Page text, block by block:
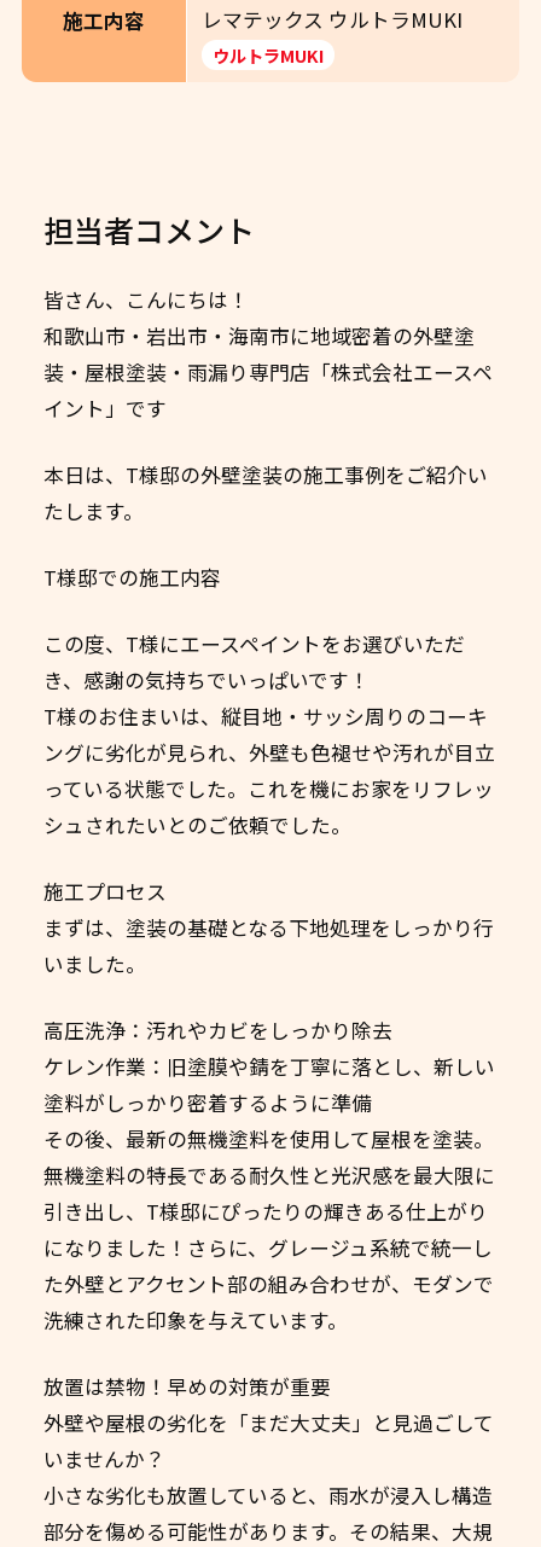
施工内容
レマテックス ウルトラMUKI
ウルトラMUKI
担当者コメント
皆さん、こんにちは！
和歌山市・岩出市・海南市に地域密着の外壁塗
装・屋根塗装・雨漏り専門店「株式会社エースペ
イント」です
本日は、T様邸の外壁塗装の施工事例をご紹介い
たします。
T様邸での施工内容
この度、T様にエースペイントをお選びいただ
き、感謝の気持ちでいっぱいです！
T様のお住まいは、縦目地・サッシ周りのコーキ
ングに劣化が見られ、外壁も色褪せや汚れが目立
っている状態でした。これを機にお家をリフレッ
シュされたいとのご依頼でした。
施工プロセス
まずは、塗装の基礎となる下地処理をしっかり行
いました。
高圧洗浄：汚れやカビをしっかり除去
ケレン作業：旧塗膜や錆を丁寧に落とし、新しい
塗料がしっかり密着するように準備
その後、最新の無機塗料を使用して屋根を塗装。
無機塗料の特長である耐久性と光沢感を最大限に
引き出し、T様邸にぴったりの輝きある仕上がり
になりました！さらに、グレージュ系統で統一し
た外壁とアクセント部の組み合わせが、モダンで
洗練された印象を与えています。
放置は禁物！早めの対策が重要
外壁や屋根の劣化を「まだ大丈夫」と見過ごして
いませんか？
小さな劣化も放置していると、雨水が浸入し構造
部分を傷める可能性があります。その結果、大規